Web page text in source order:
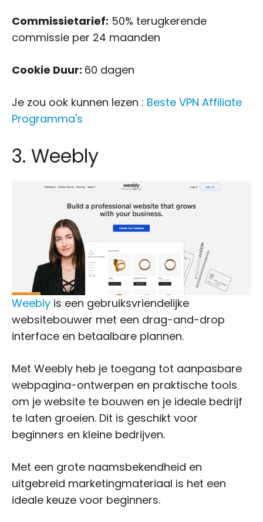
Commissietarief: 50% terugkerende
commissie per 24 maanden
Cookie Duur: 60 dagen
Je zou ook kunnen lezen : Beste VPN Affiliate
Programma's
3. Weebly
Weebly is een gebruiksvriendelijke
websitebouwer met een drag-and-drop
interface en betaalbare plannen.
Met Weebly heb je toegang tot aanpasbare
webpagina-ontwerpen en praktische tools
om je website te bouwen en je ideale bedrijf
te laten groeien. Dit is geschikt voor
beginners en kleine bedrijven.
Met een grote naamsbekendheid en
uitgebreid marketingmateriaal is het een
ideale keuze voor beginners.